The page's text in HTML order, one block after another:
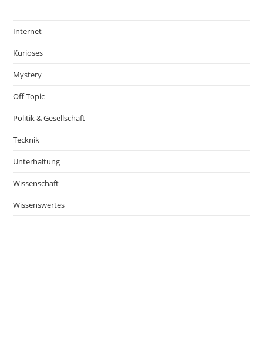
Internet
Kurioses
Mystery
Off Topic
Politik & Gesellschaft
Tecknik
Unterhaltung
Wissenschaft
Wissenswertes